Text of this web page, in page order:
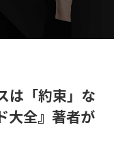
は「約束」な
大全』著者が